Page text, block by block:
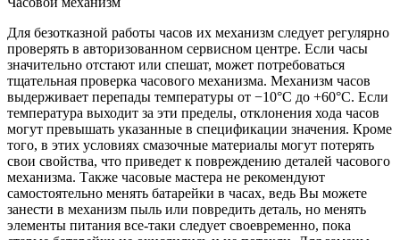
Для безотказной работы часов их механизм следует регулярно
проверять в авторизованном сервисном центре. Если часы
значительно отстают или спешат, может потребоваться
тщательная проверка часового механизма. Механизм часов
выдерживает перепады температуры от −10°C до +60°C. Если
температура выходит за эти пределы, отклонения хода часов
могут превышать указанные в спецификации значения. Кроме
того, в этих условиях смазочные материалы могут потерять
свои свойства, что приведет к повреждению деталей часового
механизма. Также часовые мастера не рекомендуют
самостоятельно менять батарейки в часах, ведь Вы можете
занести в механизм пыль или повредить деталь, но менять
элементы питания все-таки следует своевременно, пока